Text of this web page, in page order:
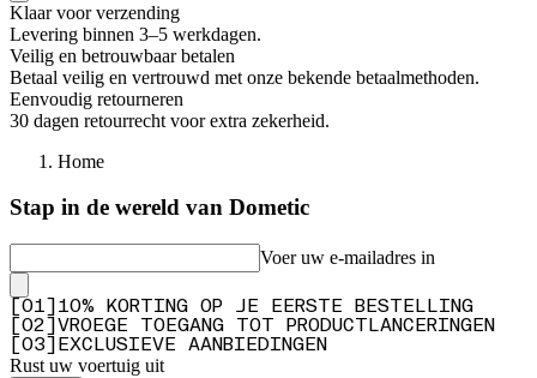
Klaar voor verzending
Levering binnen 3–5 werkdagen.
Veilig en betrouwbaar betalen
Betaal veilig en vertrouwd met onze bekende betaalmethoden.
Eenvoudig retourneren
30 dagen retourrecht voor extra zekerheid.
Home
Stap in de wereld van Dometic
Voer uw e-mailadres in
01
10% KORTING OP JE EERSTE BESTELLING
02
VROEGE TOEGANG TOT PRODUCTLANCERINGEN
03 EXCLUSIEVE AANBIEDINGEN
Rust uw voertuig uit